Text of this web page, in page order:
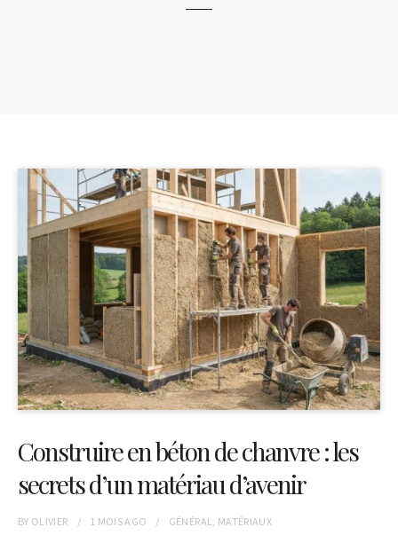
Construire en béton de chanvre : les
secrets d’un matériau d’avenir
BY OLIVIER 1 MOISAGO GÉNÉRAL, MATÉRIAUX